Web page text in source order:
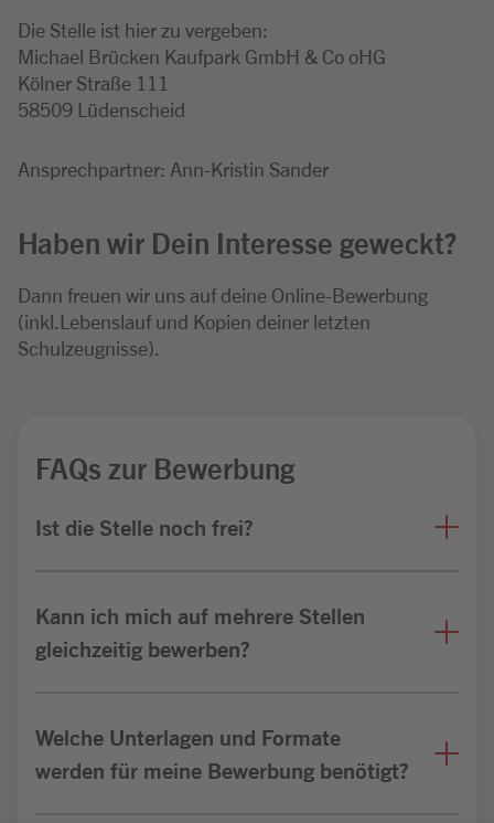
Die Stelle ist hier zu vergeben:
Michael Brücken Kaufpark GmbH & Co oHG
Kölner Straße 111
58509 Lüdenscheid
Ansprechpartner: Ann-Kristin Sander
Haben wir Dein Interesse geweckt?
Dann freuen wir uns auf deine Online-Bewerbung
(inkl.Lebenslauf und Kopien deiner letzten
Schulzeugnisse).
FAQs zur Bewerbung
Ist die Stelle noch frei?
Kann ich mich auf mehrere Stellen
gleichzeitig bewerben?
Welche Unterlagen und Formate
werden für meine Bewerbung benötigt?